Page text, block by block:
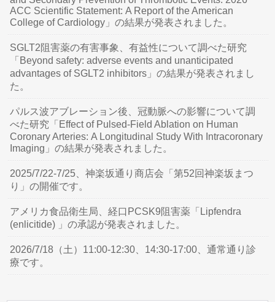
ACC Scientific Statement: A Report of the American
College of Cardiology」の結果が発表されました。
SGLT2阻害薬の有害事象、有益性について調べた研究
「Beyond safety: adverse events and unanticipated
advantages of SGLT2 inhibitors」の結果が発表されまし
た。
パルス波アブレーション後、冠動脈への影響について調
べた研究「Effect of Pulsed-Field Ablation on Human
Coronary Arteries: A Longitudinal Study With Intracoronary
Imaging」の結果が発表されました。
2025/7/22-7/25、神楽坂通り商店会「第52回神楽坂まつ
り」の開催です。
アメリカ食品衛生局、経口PCSK9阻害薬「Lipfendra
(enlicitide) 」の承認が発表されました。
2026/7/18（土）11:00-12:30、14:30-17:00、通常通り診
療です。